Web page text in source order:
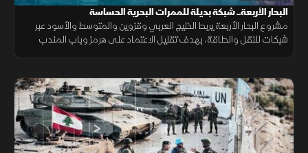
البحار الأربعة.. شبكة بديلة للممرات البحرية الحساسة
مشروع البحار الأربعة يربط الخليج العربي وقزوين والمتوسط والأسود عبر
شبكات للنقل والطاقة، بهدف تقليل الاعتماد على هرمز وباب المندب